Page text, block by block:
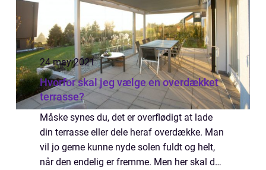
24 may 2021
Hvorfor skal jeg vælge en overdækket
terrasse?
Måske synes du, det er overflødigt at lade
din terrasse eller dele heraf overdække. Man
vil jo gerne kunne nyde solen fuldt og helt,
når den endelig er fremme. Men her skal du